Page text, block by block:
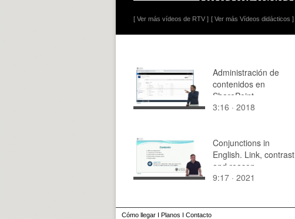
[ Ver más vídeos de RTV ] [ Ver más Vídeos didácticos ]
Administración de
contenidos en
SharePoint
3:16 · 2018
Conjunctions in
English. Link, contrast
and reason
9:17 · 2021
Cómo llegar I Planos I Contacto